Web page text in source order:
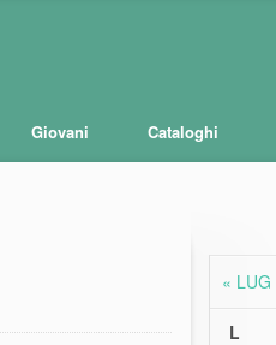
Giovani Cataloghi
« LUG
L